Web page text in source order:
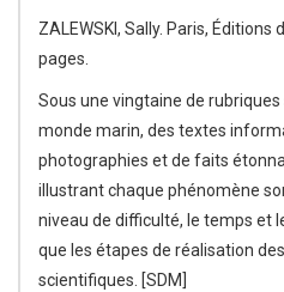
ZALEWSKI, Sally. Paris,
pages.
Sous une vingtaine de
monde marin, des textes
photographies et de faits
illustrant chaque phénomène
niveau de difficulté, le temps et
que les étapes de réalisation
scientifiques. [SDM]